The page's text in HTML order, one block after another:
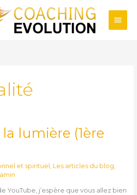
la lumière (1ère
et spirituel Les articles du blog
YouTube, j’espère que vous allez bien